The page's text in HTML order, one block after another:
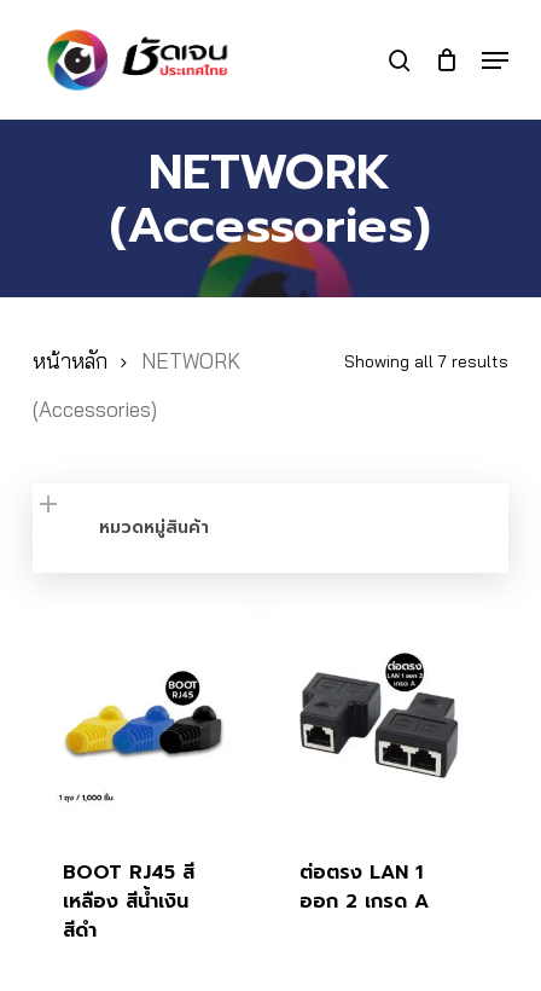
search Menu
NETWORK
(Accessories)
Showing all 7 results
หน้าหลัก
NETWORK
(Accessories)
หมวดหมู่สินค้า
BOOT RJ45 สี
เหลือง สีน้ำเงิน
สีดำ
ต่อตรง LAN 1
ออก 2 เกรด A
Close